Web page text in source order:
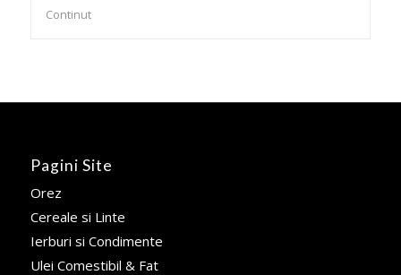
Continut
Pagini Site
Orez
Cereale si Linte
Ierburi si Condimente
Ulei Comestibil & Fat